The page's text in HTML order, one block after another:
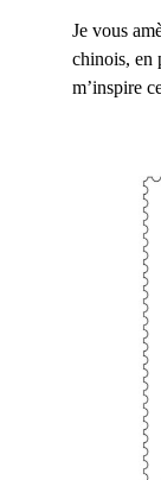
Je vous
chinois, en
m’inspire